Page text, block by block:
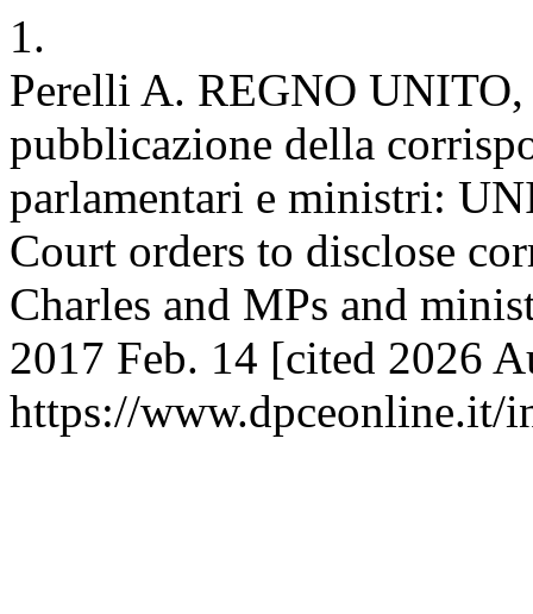
1.
Perelli A. REGNO
pubblicazione della
parlamentari e ministri:
Court orders to disclose
Charles and MPs and
2017 Feb. 14 [cited 2026
https://www.dpceonline.it/